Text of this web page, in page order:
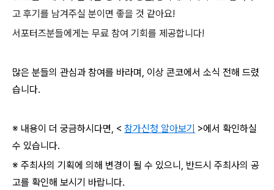
고 후기를 남겨주실 분이면 좋을 것 같아요!
서포터즈분들에게는 무료 참여 기회를 제공합니다!
많은 분들의 관심과 참여를 바라며, 이상 콘코에서 소식 전해 드렸
습니다.
※ 내용이 더 궁금하시다면, < 참가신청 알아보기 >에서 확인하실
수 있습니다.
※ 주최사의 기획에 의해 변경이 될 수 있으니, 반드시 주최사의 공
고를 확인해 보시기 바랍니다.